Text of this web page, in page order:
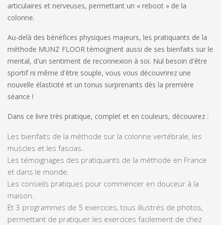
articulaires et nerveuses, permettant un « reboot » de la
colonne.
Au-delà des bénéfices physiques majeurs, les pratiquants de la
méthode MUNZ FLOOR témoignent aussi de ses bienfaits sur le
mental, d'un sentiment de reconnexion à soi. Nul besoin d'être
sportif ni même d'être souple, vous vous découvrirez une
nouvelle élasticité et un tonus surprenants dès la première
séance !
Dans ce livre très pratique, complet et en couleurs, découvrez :
Les bienfaits de la méthode sur la colonne vertébrale, les
muscles et les fascias.
Les témoignages des pratiquants de la méthode en France
et dans le monde.
Les conseils pratiques pour commencer en douceur à la
maison.
Et 3 programmes de 5 exercices, tous illustrés de photos,
permettant de pratiquer les exercices facilement de chez